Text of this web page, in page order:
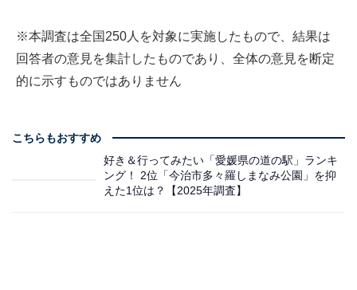
※本調査は全国250人を対象に実施したもので、結果は
回答者の意見を集計したものであり、全体の意見を断定
的に示すものではありません
こちらもおすすめ
好き＆行ってみたい「愛媛県の道の駅」ランキ
ング！ 2位「今治市多々羅しまなみ公園」を抑
えた1位は？【2025年調査】